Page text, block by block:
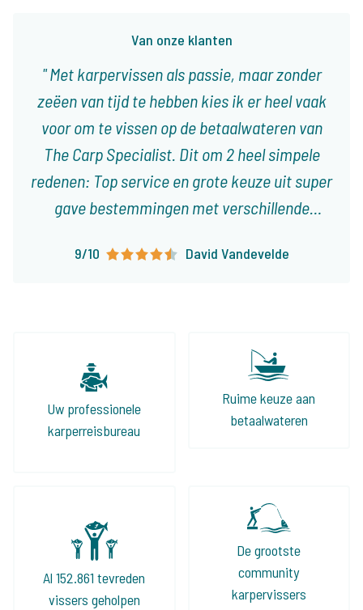
Van onze klanten
Met karpervissen als passie, maar zonder
zeëen van tijd te hebben kies ik er heel vaak
voor om te vissen op de betaalwateren van
The Carp Specialist. Dit om 2 heel simpele
redenen: Top service en grote keuze uit super
gave bestemmingen met verschillende
visvakanties die op het lijf geschreven zijn!
9/10 David Vandevelde
Uw professionele
karperreisbureau
Ruime keuze aan
betaalwateren
Al 152.861 tevreden
vissers geholpen
De grootste
community
karpervissers